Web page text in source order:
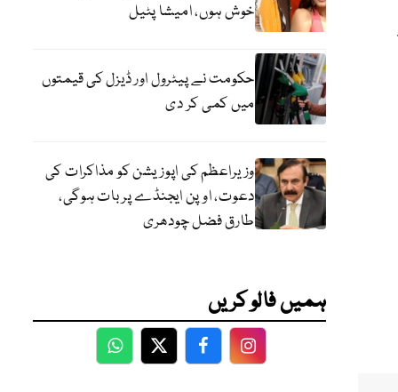
خوش ہوں، امیشا پٹیل
حکومت نے پیٹرول اور ڈیزل کی قیمتوں
میں کمی کر دی
وزیراعظم کی اپوزیشن کو مذاکرات کی
دعوت، اوپن ایجنڈے پر بات ہوگی،
طارق فضل چودھری
ہمیں فالو کریں
WhatsApp
TwitterFacebookFacebook